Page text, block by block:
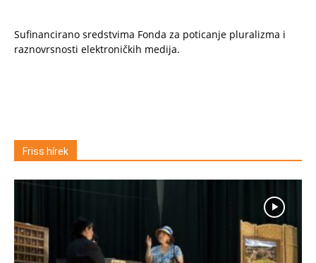
Sufinancirano sredstvima Fonda za poticanje pluralizma i
raznovrsnosti elektroničkih medija.
Friss hírek